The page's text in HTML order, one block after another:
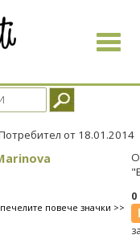
Toggle
от 18.01.2014
повече значки >>